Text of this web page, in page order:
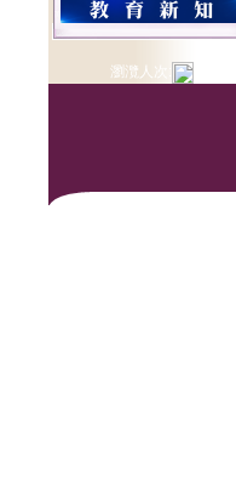
瀏灠人次: